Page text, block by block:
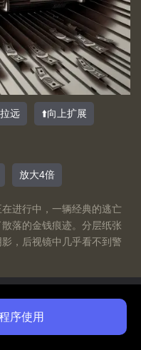
远 ⬆️向上扩展
放大4倍
进行中，一辆经典的逃亡
落的金钱痕迹。分层纸张
，后视镜中几乎看不到警
a pristine white
is elegantly
序使用